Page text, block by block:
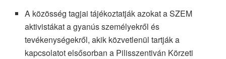
A közösség tagjai tájékoztatják azokat a SZEM
aktivistákat a gyanús személyekről és
tevékenységekről, akik közvetlenül tartják a
kapcsolatot elsősorban a Pilisszentiván Körzeti